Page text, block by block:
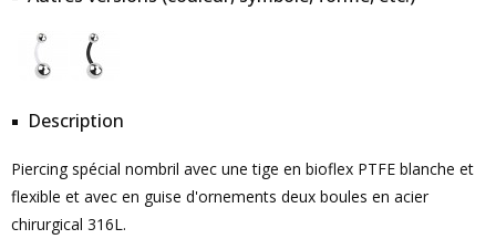
Description
Piercing spécial nombril avec une tige en bioflex PTFE blanche et
flexible et avec en guise d'ornements deux boules en acier
chirurgical 316L.